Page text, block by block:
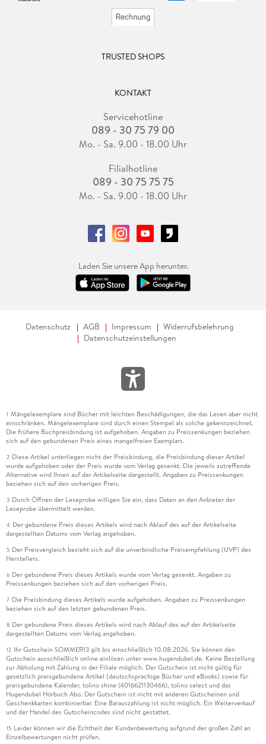
TRUSTED SHOPS
KONTAKT
Servicehotline
089 - 30 75 79 00
Mo. - Sa. 9.00 - 18.00 Uhr
Filialhotline
089 - 30 75 75 75
Mo. - Sa. 9.00 - 18.00 Uhr
Laden Sie unsere App herunter.
Datenschutz AGB Impressum
Widerrufsbelehrung
Datenschutzeinstellungen
1 Mängelexemplare sind Bücher mit leichten Beschädigungen, die das Lesen aber nicht
einschränken. Mängelexemplare sind durch einen Stempel als solche gekennzeichnet.
Die frühere Buchpreisbindung ist aufgehoben. Angaben zu Preissenkungen beziehen
sich auf den gebundenen Preis eines mangelfreien Exemplars.
2 Diese Artikel unterliegen nicht der Preisbindung, die Preisbindung dieser Artikel
wurde aufgehoben oder der Preis wurde vom Verlag gesenkt. Die jeweils zutreffende
Alternative wird Ihnen auf der Artikelseite dargestellt. Angaben zu Preissenkungen
beziehen sich auf den vorherigen Preis.
3 Durch Öffnen der Leseprobe willigen Sie ein, dass Daten an den Anbieter der
Leseprobe übermittelt werden.
4 Der gebundene Preis dieses Artikels wird nach Ablauf des auf der Artikelseite
dargestellten Datums vom Verlag angehoben.
5 Der Preisvergleich bezieht sich auf die unverbindliche Preisempfehlung (UVP) des
Herstellers.
6 Der gebundene Preis dieses Artikels wurde vom Verlag gesenkt. Angaben zu
Preissenkungen beziehen sich auf den vorherigen Preis.
7 Die Preisbindung dieses Artikels wurde aufgehoben. Angaben zu Preissenkungen
beziehen sich auf den letzten gebundenen Preis.
8 Der gebundene Preis dieses Artikels wird nach Ablauf des auf der Artikelseite
dargestellten Datums vom Verlag angehoben.
12 Ihr Gutschein SOMMER13 gilt bis einschließlich 10.08.2026. Sie können den
Gutschein ausschließlich online einlösen unter www.hugendubel.de. Keine Bestellung
zur Abholung mit Zahlung in der Filiale möglich. Der Gutschein ist nicht gültig für
gesetzlich preisgebundene Artikel (deutschsprachige Bücher und eBooks) sowie für
preisgebundene Kalender, tolino shine (4016621130466), tolino select und das
Hugendubel Hörbuch Abo. Der Gutschein ist nicht mit anderen Gutscheinen und
Geschenkkarten kombinierbar. Eine Barauszahlung ist nicht möglich. Ein Weiterverkauf
und der Handel des Gutscheincodes sind nicht gestattet.
15 Leider können wir die Echtheit der Kundenbewertung aufgrund der großen Zahl an
Einzelbewertungen nicht prüfen.